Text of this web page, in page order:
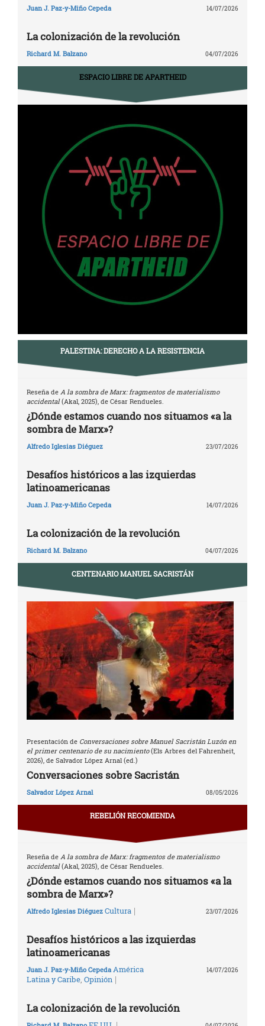
Juan J. Paz-y-Miño Cepeda 14/07/2026
La colonización de la revolución
Richard M. Balzano 04/07/2026
ESPACIO LIBRE DE APARTHEID
PALESTINA: DERECHO A LA RESISTENCIA
Reseña de A la sombra de Marx: fragmentos de materialismo
accidental(Akal, 2025), de César Rendueles.
¿Dónde estamos cuando nos situamos «a la
sombra de Marx»?
Alfredo Iglesias Diéguez 23/07/2026
Desafíos históricos a las izquierdas
latinoamericanas
Juan J. Paz-y-Miño Cepeda 14/07/2026
La colonización de la revolución
Richard M. Balzano 04/07/2026
CENTENARIO MANUEL SACRISTÁN
Presentación de Conversaciones sobre Manuel Sacristán Luzón en
el primer centenario de su nacimiento(Els Arbres del Fahrenheit,
2026), de Salvador López Arnal (ed.)
Conversaciones sobre Sacristán
Salvador López Arnal 08/05/2026
REBELIÓN RECOMIENDA
Reseña de A la sombra de Marx: fragmentos de materialismo
accidental(Akal, 2025), de César Rendueles.
¿Dónde estamos cuando nos situamos «a la
sombra de Marx»?
Alfredo Iglesias Diéguez Cultura | 23/07/2026
Desafíos históricos a las izquierdas
latinoamericanas
Juan J. Paz-y-Miño Cepeda América
Latina y Caribe Opinión |
14/07/2026
La colonización de la revolución